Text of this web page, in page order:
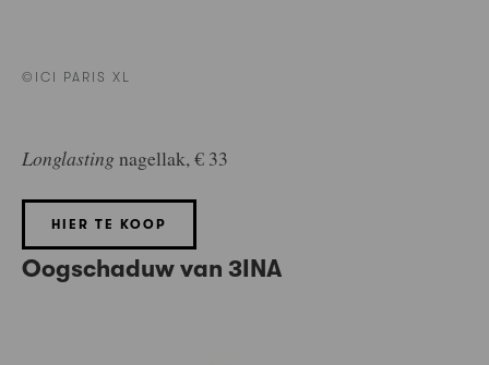
©ICI PARIS XL
Longlasting nagellak, € 33
HIER TE KOOP
Oogschaduw van 3INA